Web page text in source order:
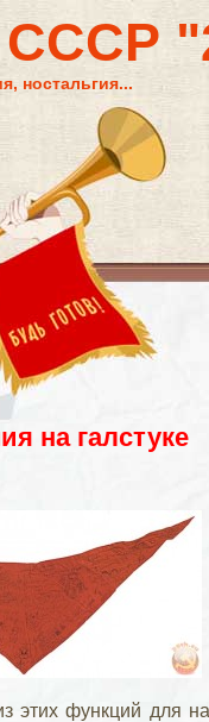
СССР
ностальгия...
на галстуке
этих функций для